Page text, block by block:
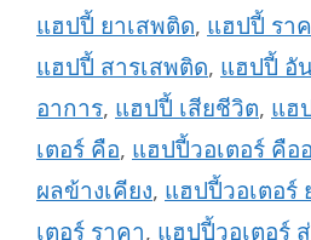
แฮปปี้ ยาเสพติด, แฮปปี้ รา
แฮปปี้ สารเสพติด, แฮปปี้ อั
อาการ, แฮปปี้ เสียชีวิต, แฮ
เตอร์ คือ, แฮปปี้วอเตอร์ คือ
ผลข้างเคียง, แฮปปี้วอเตอร์
เตอร์ ราคา, แฮปปี้วอเตอร์